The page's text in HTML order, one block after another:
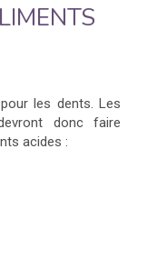
les dents. Les
donc faire
acides :